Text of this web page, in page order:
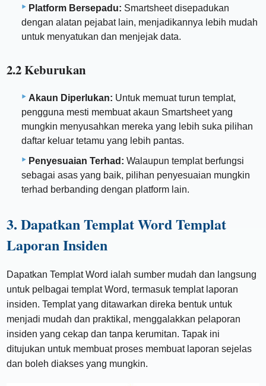
Platform Bersepadu: Smartsheet disepadukan
dengan alatan pejabat lain, menjadikannya lebih mudah
untuk menyatukan dan menjejak data.
2.2 Keburukan
Akaun Diperlukan: Untuk memuat turun templat,
pengguna mesti membuat akaun Smartsheet yang
mungkin menyusahkan mereka yang lebih suka pilihan
daftar keluar tetamu yang lebih pantas.
Penyesuaian Terhad: Walaupun templat berfungsi
sebagai asas yang baik, pilihan penyesuaian mungkin
terhad berbanding dengan platform lain.
3. Dapatkan Templat Word Templat
Laporan Insiden
Dapatkan Templat Word ialah sumber mudah dan langsung
untuk pelbagai templat Word, termasuk templat laporan
insiden. Templat yang ditawarkan direka bentuk untuk
menjadi mudah dan praktikal, menggalakkan pelaporan
insiden yang cekap dan tanpa kerumitan. Tapak ini
ditujukan untuk membuat proses membuat laporan sejelas
dan boleh diakses yang mungkin.